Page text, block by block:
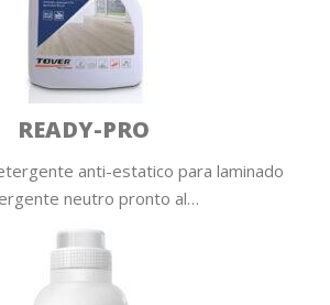
READY-PRO
anti-estatico para laminado
neutro pronto al…